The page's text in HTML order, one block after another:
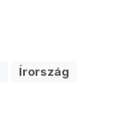
Írország